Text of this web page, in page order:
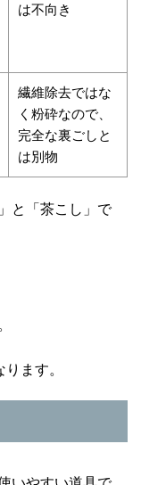
は不向き
繊維除去ではな
く粉砕なので、
完全な裏ごしと
は別物
と「茶こし」で
ます。